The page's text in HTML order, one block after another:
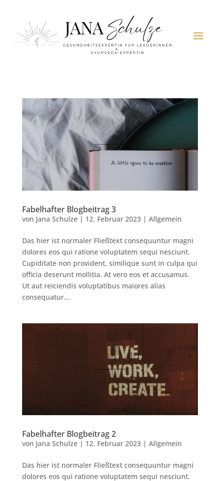
Fabelhafter Blogbeitrag 3
von Jana Schulze| 12. Februar 2023| Allgemein
Das hier ist normaler Fließtext consequuntur magni
dolores eos qui ratione voluptatem sequi nesciunt.
Cupiditate non provident, similique sunt in culpa qui
officia deserunt mollitia. At vero eos et accusamus.
Ut aut reiciendis voluptatibus maiores alias
consequatur...
Fabelhafter Blogbeitrag 2
von Jana Schulze| 12. Februar 2023| Allgemein
Das hier ist normaler Fließtext consequuntur magni
dolores eos qui ratione voluptatem sequi nesciunt.